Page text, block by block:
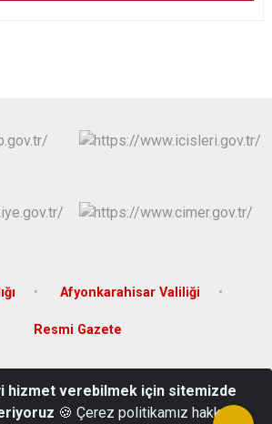
Afyonkarahisar Valiliği
Resmi Gazete
AFYONKARAHİSAR
hizmet verebilmek için sitemizde
🍪 Çerez politikamız hakkında